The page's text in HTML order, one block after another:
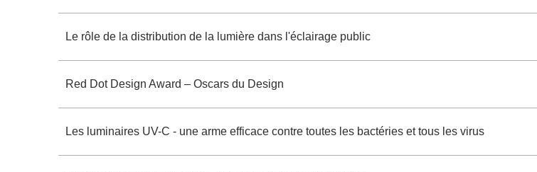
Le rôle de la distribution de la lumière dans l'éclairage public
Red Dot Design Award – Oscars du Design
Les luminaires UV-C - une arme efficace contre toutes les bactéries et tous les virus